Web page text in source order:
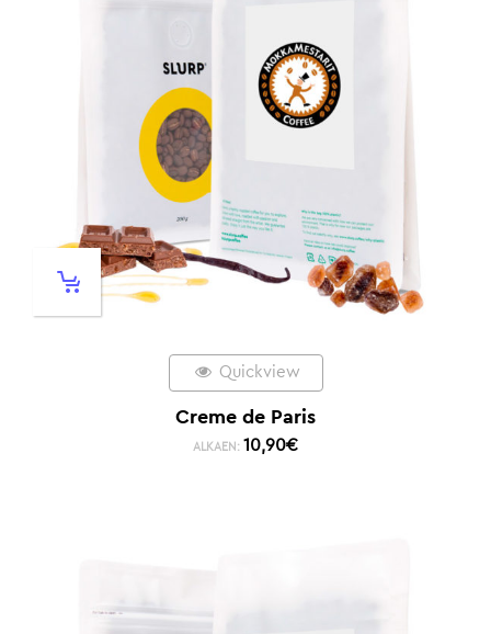
Quickview
Creme de Paris
ALKAEN: 10,90€